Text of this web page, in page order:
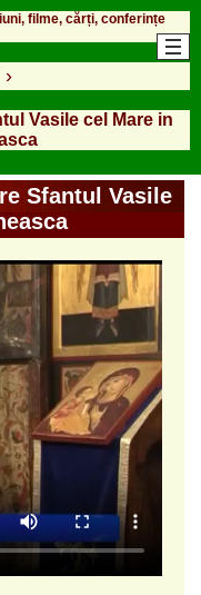
filme, cărți, conferințe
›
Vasile cel Mare in
Sfantul Vasile